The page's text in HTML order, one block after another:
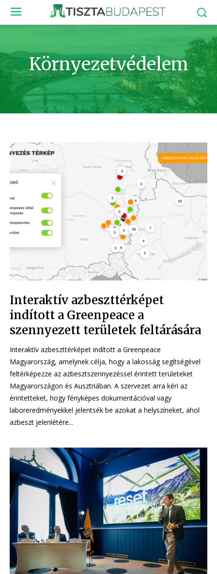
Környezetvédelem
Interaktív azbeszttérképet
indított a Greenpeace a
szennyezett területek feltárására
Interaktív azbeszttérképet indított a Greenpeace
Magyarország, amelynek célja, hogy a lakosság segítségével
feltérképezze az azbesztszennyezéssel érintett területeket
Magyarországon és Ausztriában. A szervezet arra kéri az
érintetteket, hogy fényképes dokumentációval vagy
laboreredményekkel jelentsék be azokat a helyszíneket, ahol
azbeszt jelenlétére...